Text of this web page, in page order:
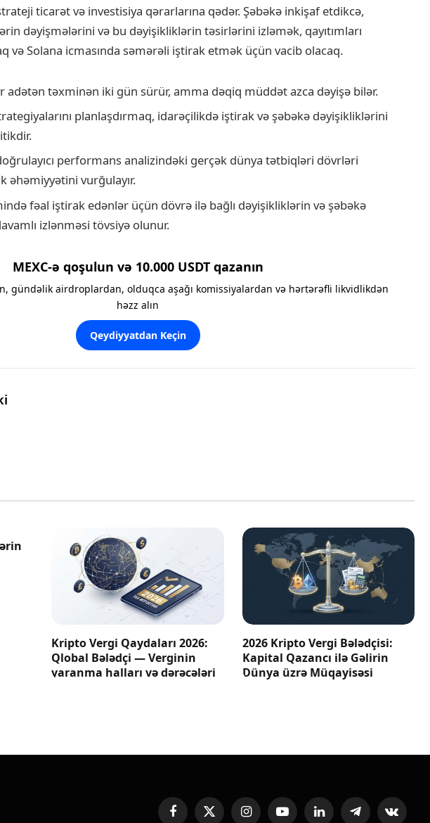
ticarət və investisiya qərarlarına qədər. Şəbəkə inkişaf etdikcə,
dəyişmələrini və bu dəyişikliklərin təsirlərini izləmək, qayıtımları
və Solana icmasında səmərəli iştirak etmək üçün vacib olacaq.
adətən təxminən iki gün sürür, amma dəqiq müddət azca dəyişə bilər.
planlaşdırmaq, idarəçilikdə iştirak və şəbəkə dəyişikliklərini
performans analizindəki gerçək dünya tətbiqləri dövrləri
əhəmiyyətini vurğulayır.
fəal iştirak edənlər üçün dövrə ilə bağlı dəyişikliklərin və şəbəkə
izlənməsi tövsiyə olunur.
MEXC-ə qoşulun və 10.000 USDT qazanın
gündəlik airdroplardan, olduqca aşağı komissiyalardan və hərtərəfli likvidlikdən
həzz alın
Qeydiyyatdan Keçin
Kripto Vergi Qaydaları 2026:
Qlobal Bələdçi — Verginin
yaranma halları və dərəcələri
2026 Kripto Vergi Bələdçisi:
Kapital Qazancı ilə Gəlirin
Dünya üzrə Müqayisəsi
FacebookX InstagramYouTubeLinkedInTelegramVKontakte